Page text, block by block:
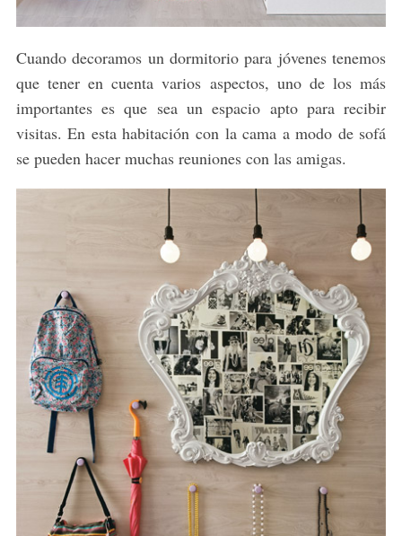
Cuando decoramos un dormitorio para jóvenes tenemos
que tener en cuenta varios aspectos, uno de los más
importantes es que sea un espacio apto para recibir
visitas. En esta habitación con la cama a modo de sofá
se pueden hacer muchas reuniones con las amigas.